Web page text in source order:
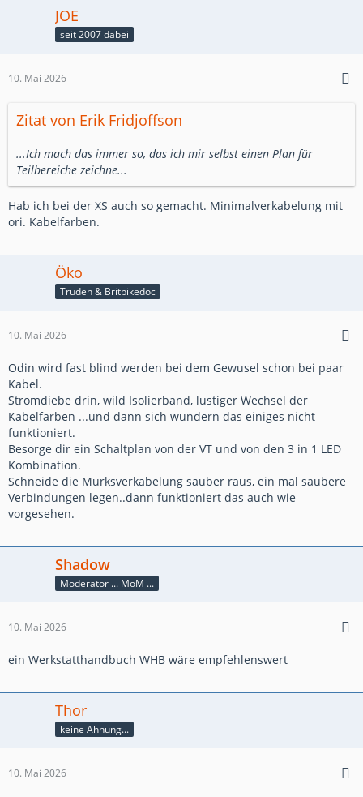
JOE
seit 2007 dabei
10. Mai 2026
Zitat von Erik Fridjoffson
...Ich mach das immer so, das ich mir selbst einen Plan für
Teilbereiche zeichne...
Hab ich bei der XS auch so gemacht. Minimalverkabelung mit
ori. Kabelfarben.
Öko
Truden & Britbikedoc
10. Mai 2026
Odin wird fast blind werden bei dem Gewusel schon bei paar
Kabel.
Stromdiebe drin, wild Isolierband, lustiger Wechsel der
Kabelfarben ...und dann sich wundern das einiges nicht
funktioniert.
Besorge dir ein Schaltplan von der VT und von den 3 in 1 LED
Kombination.
Schneide die Murksverkabelung sauber raus, ein mal saubere
Verbindungen legen..dann funktioniert das auch wie
vorgesehen.
Shadow
Moderator ... MoM ...
10. Mai 2026
ein Werkstatthandbuch WHB wäre empfehlenswert
Thor
keine Ahnung...
10. Mai 2026